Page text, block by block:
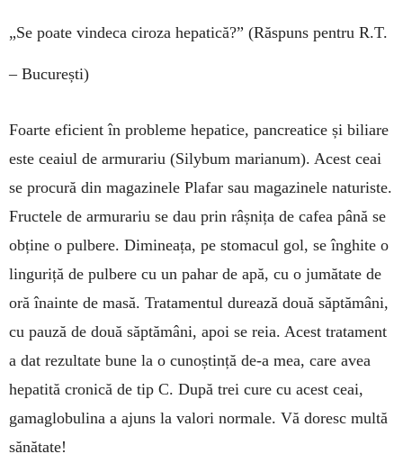
„Se poate vindeca ciroza hepatică?” (Răspuns pentru R.T.
– București)
Foarte eficient în probleme hepatice, pancreatice și biliare
este ceaiul de armurariu (Silybum marianum). Acest ceai
se procură din magazinele Plafar sau ma­ga­zinele naturiste.
Fructele de armurariu se dau prin râș­ni­ța de cafea până se
obține o pulbere. Dimineața, pe sto­macul gol, se înghite o
linguriță de pulbere cu un pahar de apă, cu o jumătate de
oră înainte de masă. Tratamentul durează două săptămâni,
cu pauză de două săptămâni, apoi se reia. Acest tratament
a dat rezultate bune la o cunoștință de-a mea, care avea
hepatită cronică de tip C. După trei cure cu acest ceai,
gamaglobulina a ajuns la valori normale. Vă doresc multă
sănătate!